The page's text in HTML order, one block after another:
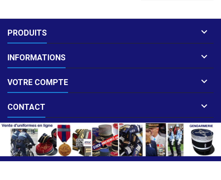
PRODUITS 
INFORMATIONS 
VOTRE COMPTE 
CONTACT 